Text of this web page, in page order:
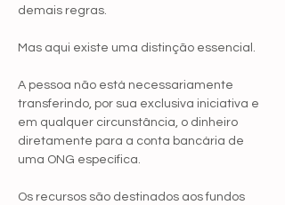
demais regras.
Mas aqui existe uma distinção essencial.
A pessoa não está necessariamente
transferindo, por sua exclusiva iniciativa e
em qualquer circunstância, o dinheiro
diretamente para a conta bancária de
uma ONG específica.
Os recursos são destinados aos fundos